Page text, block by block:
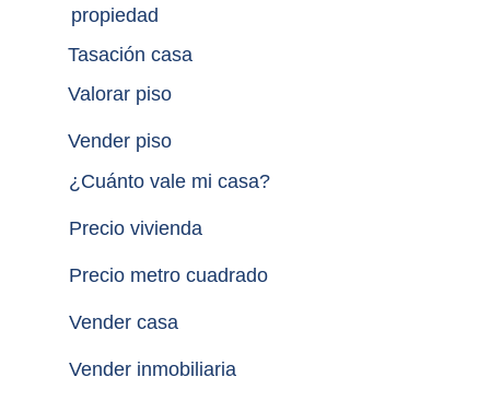
propiedad
Tasación casa
Valorar piso
¿Cuánto vale mi casa?
Precio vivienda
Precio metro cuadrado
Vender casa
Vender inmobiliaria
Vender piso